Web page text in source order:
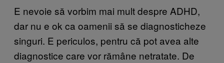
E nevoie să vorbim mai mult despre ADHD,
dar nu e ok ca oamenii să se diagnosticheze
singuri. E periculos, pentru că pot avea alte
diagnostice care vor rămâne netratate. De